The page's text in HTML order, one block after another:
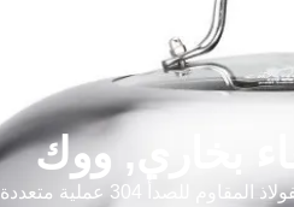
, ووك
متعددة الوظائف مع غطاء فولاذي